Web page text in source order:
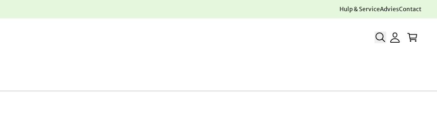
Hulp & ServiceAdviesContact